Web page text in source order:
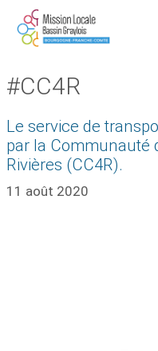
#CC4R
Le service de
par la Communauté
Rivières (CC4R).
11 août 2020